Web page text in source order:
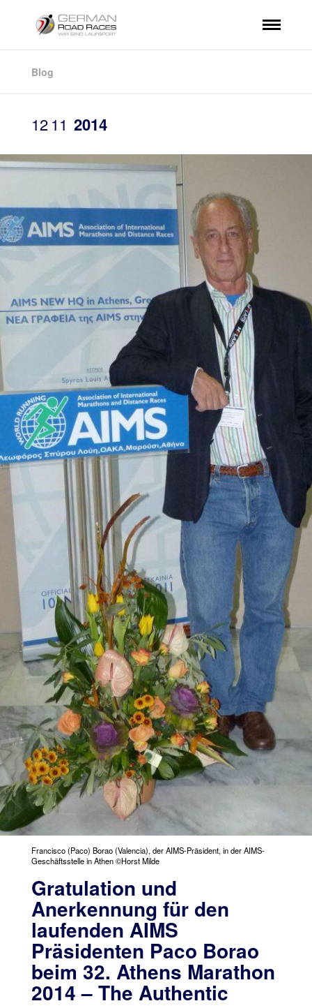
Blog
12 11 2014
Francisco (Paco) Borao (Valencia), der AIMS-Präsident, in der AIMS-
Geschäftsstelle in Athen ©Horst Milde
Gratulation und
Anerkennung für den
laufenden AIMS
Präsidenten Paco Borao
beim 32. Athens Marathon
2014 – The Authentic